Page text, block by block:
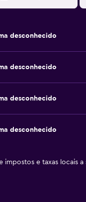
desconhecido
desconhecido
desconhecido
desconhecido
impostos e taxas locais